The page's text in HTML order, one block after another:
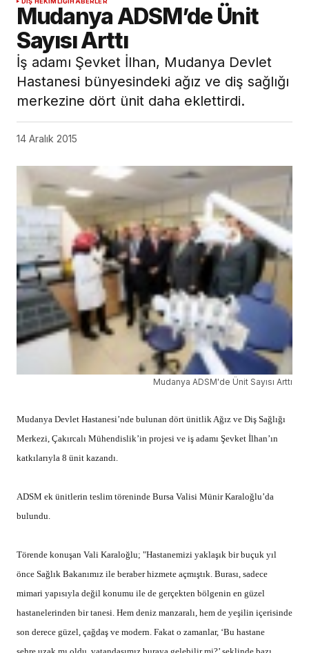
Mudanya ADSM’de Ünit
Sayısı Arttı
İş adamı Şevket İlhan, Mudanya Devlet
Hastanesi bünyesindeki ağız ve diş sağlığı
merkezine dört ünit daha eklettirdi.
14 Aralık 2015
Mudanya ADSM'de Ünit Sayısı Arttı
Mudanya Devlet Hastanesi’nde bulunan dört ünitlik Ağız ve Diş Sağlığı
Merkezi, Çakırcalı Mühendislik’in projesi ve iş adamı Şevket İlhan’ın
katkılarıyla 8 ünit kazandı.
ADSM ek ünitlerin teslim töreninde Bursa Valisi Münir Karaloğlu’da
bulundu.
Törende konuşan Vali Karaloğlu; "Hastanemizi yaklaşık bir buçuk yıl
önce Sağlık Bakanımız ile beraber hizmete açmıştık. Burası, sadece
mimari yapısıyla değil konumu ile de gerçekten bölgenin en güzel
hastanelerinden bir tanesi. Hem deniz manzaralı, hem de yeşilin içerisinde
son derece güzel, çağdaş ve modern. Fakat o zamanlar, ‘Bu hastane